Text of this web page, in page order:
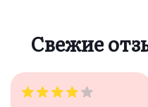
Свежие